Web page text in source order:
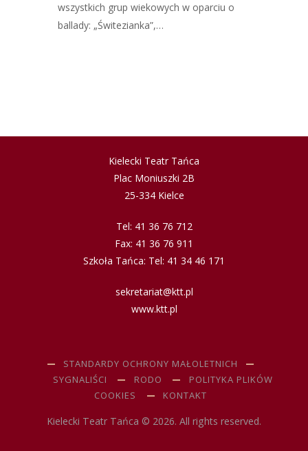
wszystkich grup wiekowych w oparciu o
ballady: „Świtezianka”,…
Kielecki Teatr Tańca
Plac Moniuszki 2B
25-334 Kielce
Tel: 41 36 76 712
Fax: 41 36 76 911
Szkoła Tańca: Tel: 41 34 46 171
sekretariat@ktt.pl
www.ktt.pl
STANDARDY OCHRONY MAŁOLETNICH
SYGNALIŚCI
RODO
POLITYKA PLIKÓW
COOKIES
KONTAKT
Kielecki Teatr Tańca © 2026. All rights reserved.